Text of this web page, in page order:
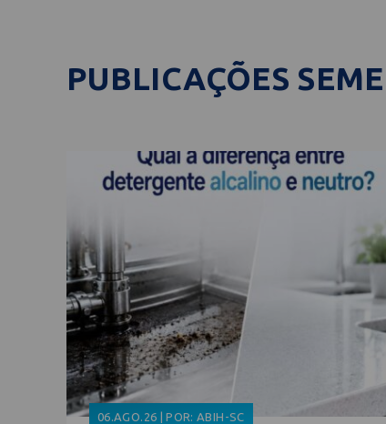
PUBLICAÇÕES
06.AGO.26 | POR: ABIH-SC